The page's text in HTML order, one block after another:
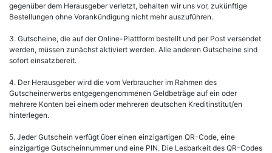
gegenüber dem Herausgeber verletzt, behalten wir uns vor, zukünftige
Bestellungen ohne Vorankündigung nicht mehr auszuführen.
3. Gutscheine, die auf der Online-Plattform bestellt und per Post versendet
werden, müssen zunächst aktiviert werden. Alle anderen Gutscheine sind
sofort einsatzbereit.
4. Der Herausgeber wird die vom Verbraucher im Rahmen des
Gutscheinerwerbs entgegengenommenen Geldbeträge auf ein oder
mehrere Konten bei einem oder mehreren deutschen Kreditinstitut/en
hinterlegen.
5. Jeder Gutschein verfügt über einen einzigartigen QR-Code, eine
einzigartige Gutscheinnummer und eine PIN. Die Lesbarkeit des QR-Codes